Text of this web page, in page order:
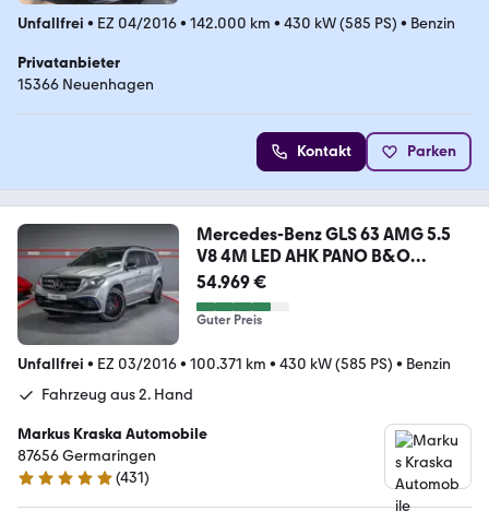
Unfallfrei • EZ 04/2016• 142.000 km • 430 kW (585 PS) • Benzin
Privatanbieter
15366 Neuenhagen
Kontakt Parken
Mercedes-Benz GLS 63 AMG 5.5
V8 4M LED AHK PANO B&O
MASSAGE TV
54.969 €
Guter Preis
Unfallfrei • EZ 03/2016• 100.371 km • 430 kW (585 PS) • Benzin
Fahrzeug aus 2. Hand
Markus Kraska Automobile
87656 Germaringen
4.9 Sterne
(431)